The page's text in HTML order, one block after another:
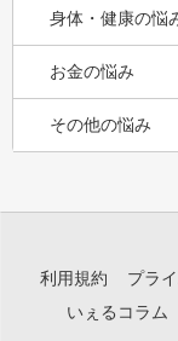
身体・健康の悩
お金の悩み
その他の悩み
利用規約 プラ
いぇるコラム